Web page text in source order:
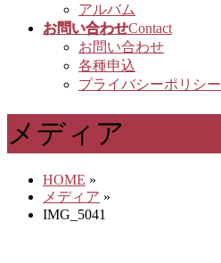
アルバム
お問い合わせContact
お問い合わせ
各種申込
プライバシーポリシー
メディア
HOME »
メディア »
IMG_5041